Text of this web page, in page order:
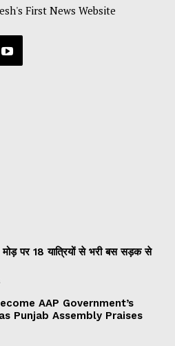
First News Website
पर 18 यात्रियों से भरी बस सड़क से
AAP Government’s
Punjab Assembly Praises